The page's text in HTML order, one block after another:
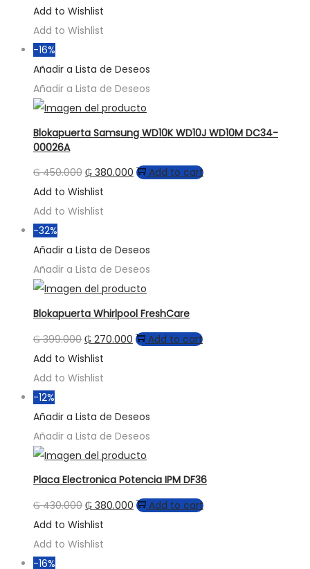
Add to Wishlist
Add to Wishlist
-16%
Añadir a Lista de Deseos
Añadir a Lista de Deseos
Blokapuerta Samsung WD10K WD10J WD10M DC34-
00026A
₲450.000 ₲ 380.000
Add to cart
Add to Wishlist
Add to Wishlist
-32%
Añadir a Lista de Deseos
Añadir a Lista de Deseos
Blokapuerta Whirlpool FreshCare
₲399.000 ₲ 270.000
Add to cart
Add to Wishlist
Add to Wishlist
-12%
Añadir a Lista de Deseos
Añadir a Lista de Deseos
Placa Electronica Potencia IPM DF36
₲430.000 ₲ 380.000
Add to cart
Add to Wishlist
Add to Wishlist
-16%